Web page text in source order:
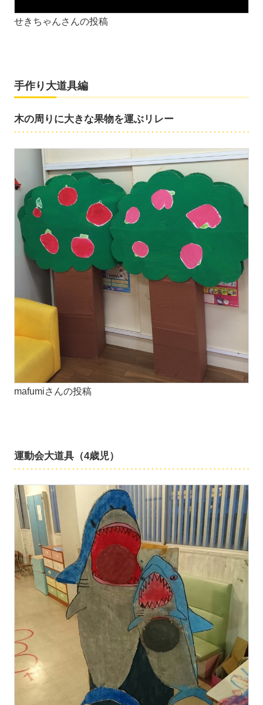
せきちゃんさんの投稿
手作り大道具編
木の周りに大きな果物を運ぶリレー
mafumiさんの投稿
運動会大道具（4歳児）